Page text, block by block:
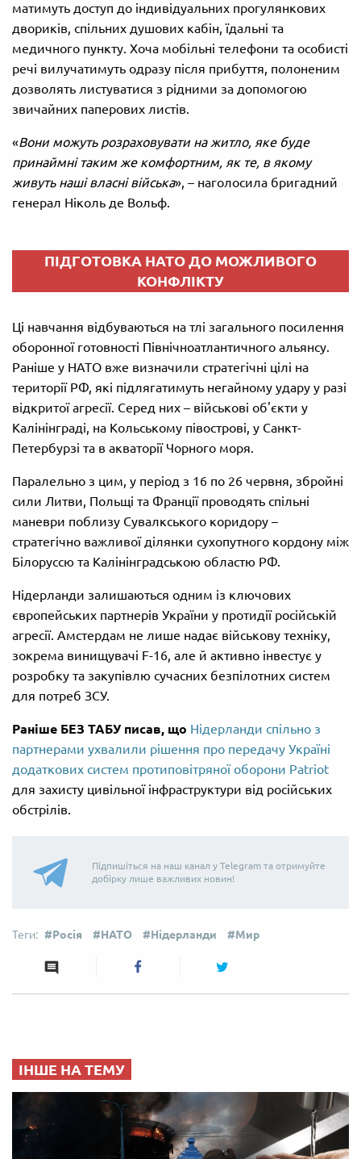
матимуть доступ до індивідуальних прогулянкових
двориків, спільних душових кабін, їдальні та
медичного пункту. Хоча мобільні телефони та особисті
речі вилучатимуть одразу після прибуття, полоненим
дозволять листуватися з рідними за допомогою
звичайних паперових листів.
«Вони можуть розраховувати на житло, яке буде
принаймні таким же комфортним, як те, в якому
живуть наші власні війська», – наголосила бригадний
генерал Ніколь де Вольф.
ПІДГОТОВКА НАТО ДО МОЖЛИВОГО
КОНФЛІКТУ
Ці навчання відбуваються на тлі загального посилення
оборонної готовності Північноатлантичного альянсу.
Раніше у НАТО вже визначили стратегічні цілі на
території РФ, які підлягатимуть негайному удару у разі
відкритої агресії. Серед них – військові об'єкти у
Калінінграді, на Кольському півострові, у Санкт-
Петербурзі та в акваторії Чорного моря.
Паралельно з цим, у період з 16 по 26 червня, збройні
сили Литви, Польщі та Франції проводять спільні
маневри поблизу Сувалкського коридору –
стратегічно важливої ділянки сухопутного кордону між
Білоруссю та Калінінградською областю РФ.
Нідерланди залишаються одним із ключових
європейських партнерів України у протидії російській
агресії. Амстердам не лише надає військову техніку,
зокрема винищувачі F-16, але й активно інвестує у
розробку та закупівлю сучасних безпілотних систем
для потреб ЗСУ.
Раніше БЕЗ ТАБУ писав, що Нідерланди спільно з
партнерами ухвалили рішення про передачу Україні
додаткових систем протиповітряної оборони Patriot
для захисту цивільної інфраструктури від російських
обстрілів.
Підпишіться на наш канал у Telegram та отримуйте
добірку лише важливих новин!
Росія НАТО Нідерланди Мир
ІНШЕ НА ТЕМУ